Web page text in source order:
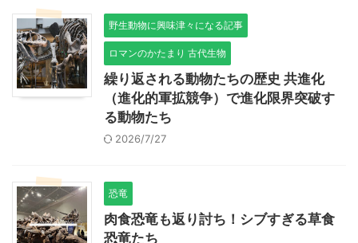
野生動物に興味津々になる記事
ロマンのかたまり 古代生物
繰り返される動物たちの歴史 共進化
（進化的軍拡競争）で進化限界突破す
る動物たち
2026/7/27
恐竜
肉食恐竜も返り討ち！シブすぎる草食
恐竜たち